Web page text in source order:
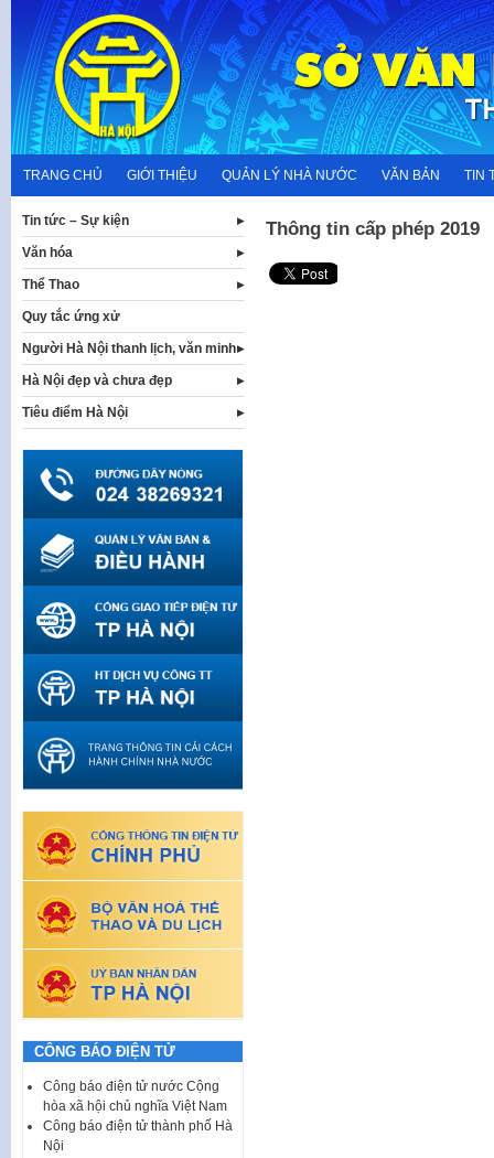
content
TRANG CHỦ GIỚI THIỆU QUẢN LÝ NHÀ NƯỚC VĂN BẢN TIN
Thông tin cấp phép 2019
Tin tức – Sự kiện
Văn hóa
Thể Thao
Quy tắc ứng xử
Người Hà Nội thanh lịch, văn minh
Hà Nội đẹp và chưa đẹp
Tiêu điểm Hà Nội
CÔNG BÁO ĐIỆN TỬ
Công báo điện tử nước Cộng
hòa xã hội chủ nghĩa Việt Nam
Công báo điện tử thành phố Hà
Nội